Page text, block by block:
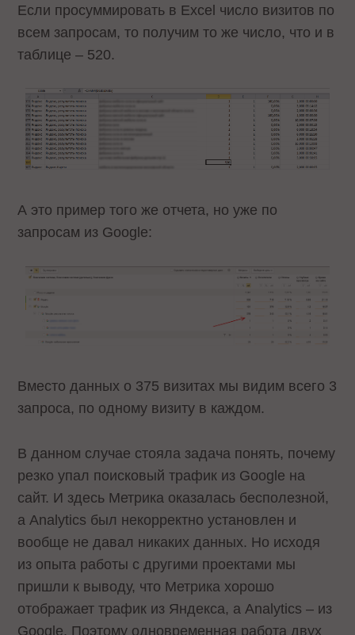
Если просуммировать в Excel число визитов по
всем запросам, то получим то же число, что и в
таблице – 520.
А это пример того же отчета, но уже по
запросам из Google:
Вместо данных о 375 визитах мы видим всего 3
запроса, по одному визиту в каждом.
В данном случае стояла задача понять, почему
резко упал поисковый трафик из Google на
сайт. И здесь Метрика оказалась бесполезной,
а Analytics был некорректно установлен и
вообще не давал никаких данных. Но исходя
из опыта работы с другими проектами мы
пришли к выводу, что Метрика хорошо
отображает трафик из Яндекса, а Analytics – из
Google. Поэтому одновременная работа двух